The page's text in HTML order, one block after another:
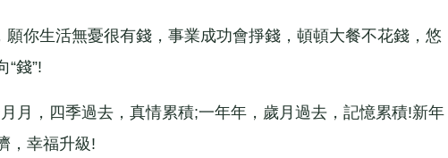
你生活無憂很有錢，事業成功會掙錢，頓頓大餐不花錢，悠
“錢”!
，四季過去，真情累積;一年年，歲月過去，記憶累積!新年
，幸福升級!